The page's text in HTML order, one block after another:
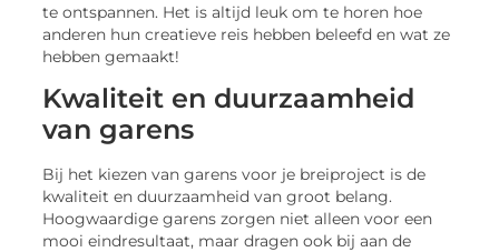
te ontspannen. Het is altijd leuk om te horen hoe
anderen hun creatieve reis hebben beleefd en wat ze
hebben gemaakt!
Kwaliteit en duurzaamheid
van garens
Bij het kiezen van garens voor je breiproject is de
kwaliteit en duurzaamheid van groot belang.
Hoogwaardige garens zorgen niet alleen voor een
mooi eindresultaat, maar dragen ook bij aan de